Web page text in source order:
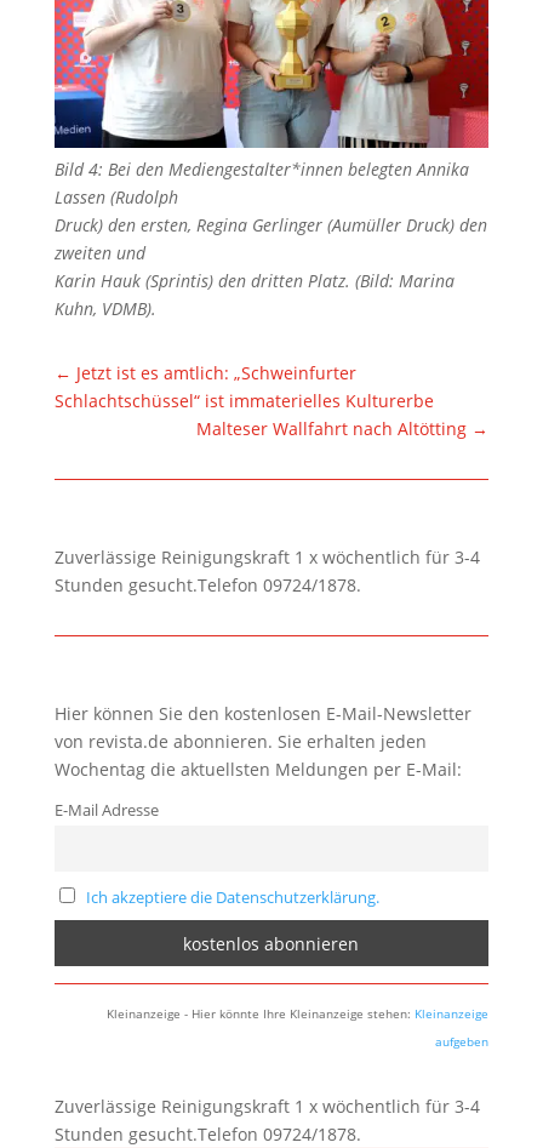
Bild 4: Bei den Mediengestalter*innen belegten Annika
Lassen (Rudolph
Druck) den ersten, Regina Gerlinger (Aumüller Druck) den
zweiten und
Karin Hauk (Sprintis) den dritten Platz. (Bild: Marina
Kuhn, VDMB).
← Jetzt ist es amtlich: „Schweinfurter
Schlachtschüssel“ ist immaterielles Kulturerbe
Malteser Wallfahrt nach Altötting →
Zuverlässige Reinigungskraft 1 x wöchentlich für 3-4
Stunden gesucht.Telefon 09724/1878.
Hier können Sie den kostenlosen E-Mail-Newsletter
von revista.de abonnieren. Sie erhalten jeden
Wochentag die aktuellsten Meldungen per E-Mail:
E-Mail Adresse
Ich akzeptiere die Datenschutzerklärung.
Kleinanzeige - Hier könnte Ihre Kleinanzeige stehen: Kleinanzeige
aufgeben
Zuverlässige Reinigungskraft 1 x wöchentlich für 3-4
Stunden gesucht.Telefon 09724/1878.